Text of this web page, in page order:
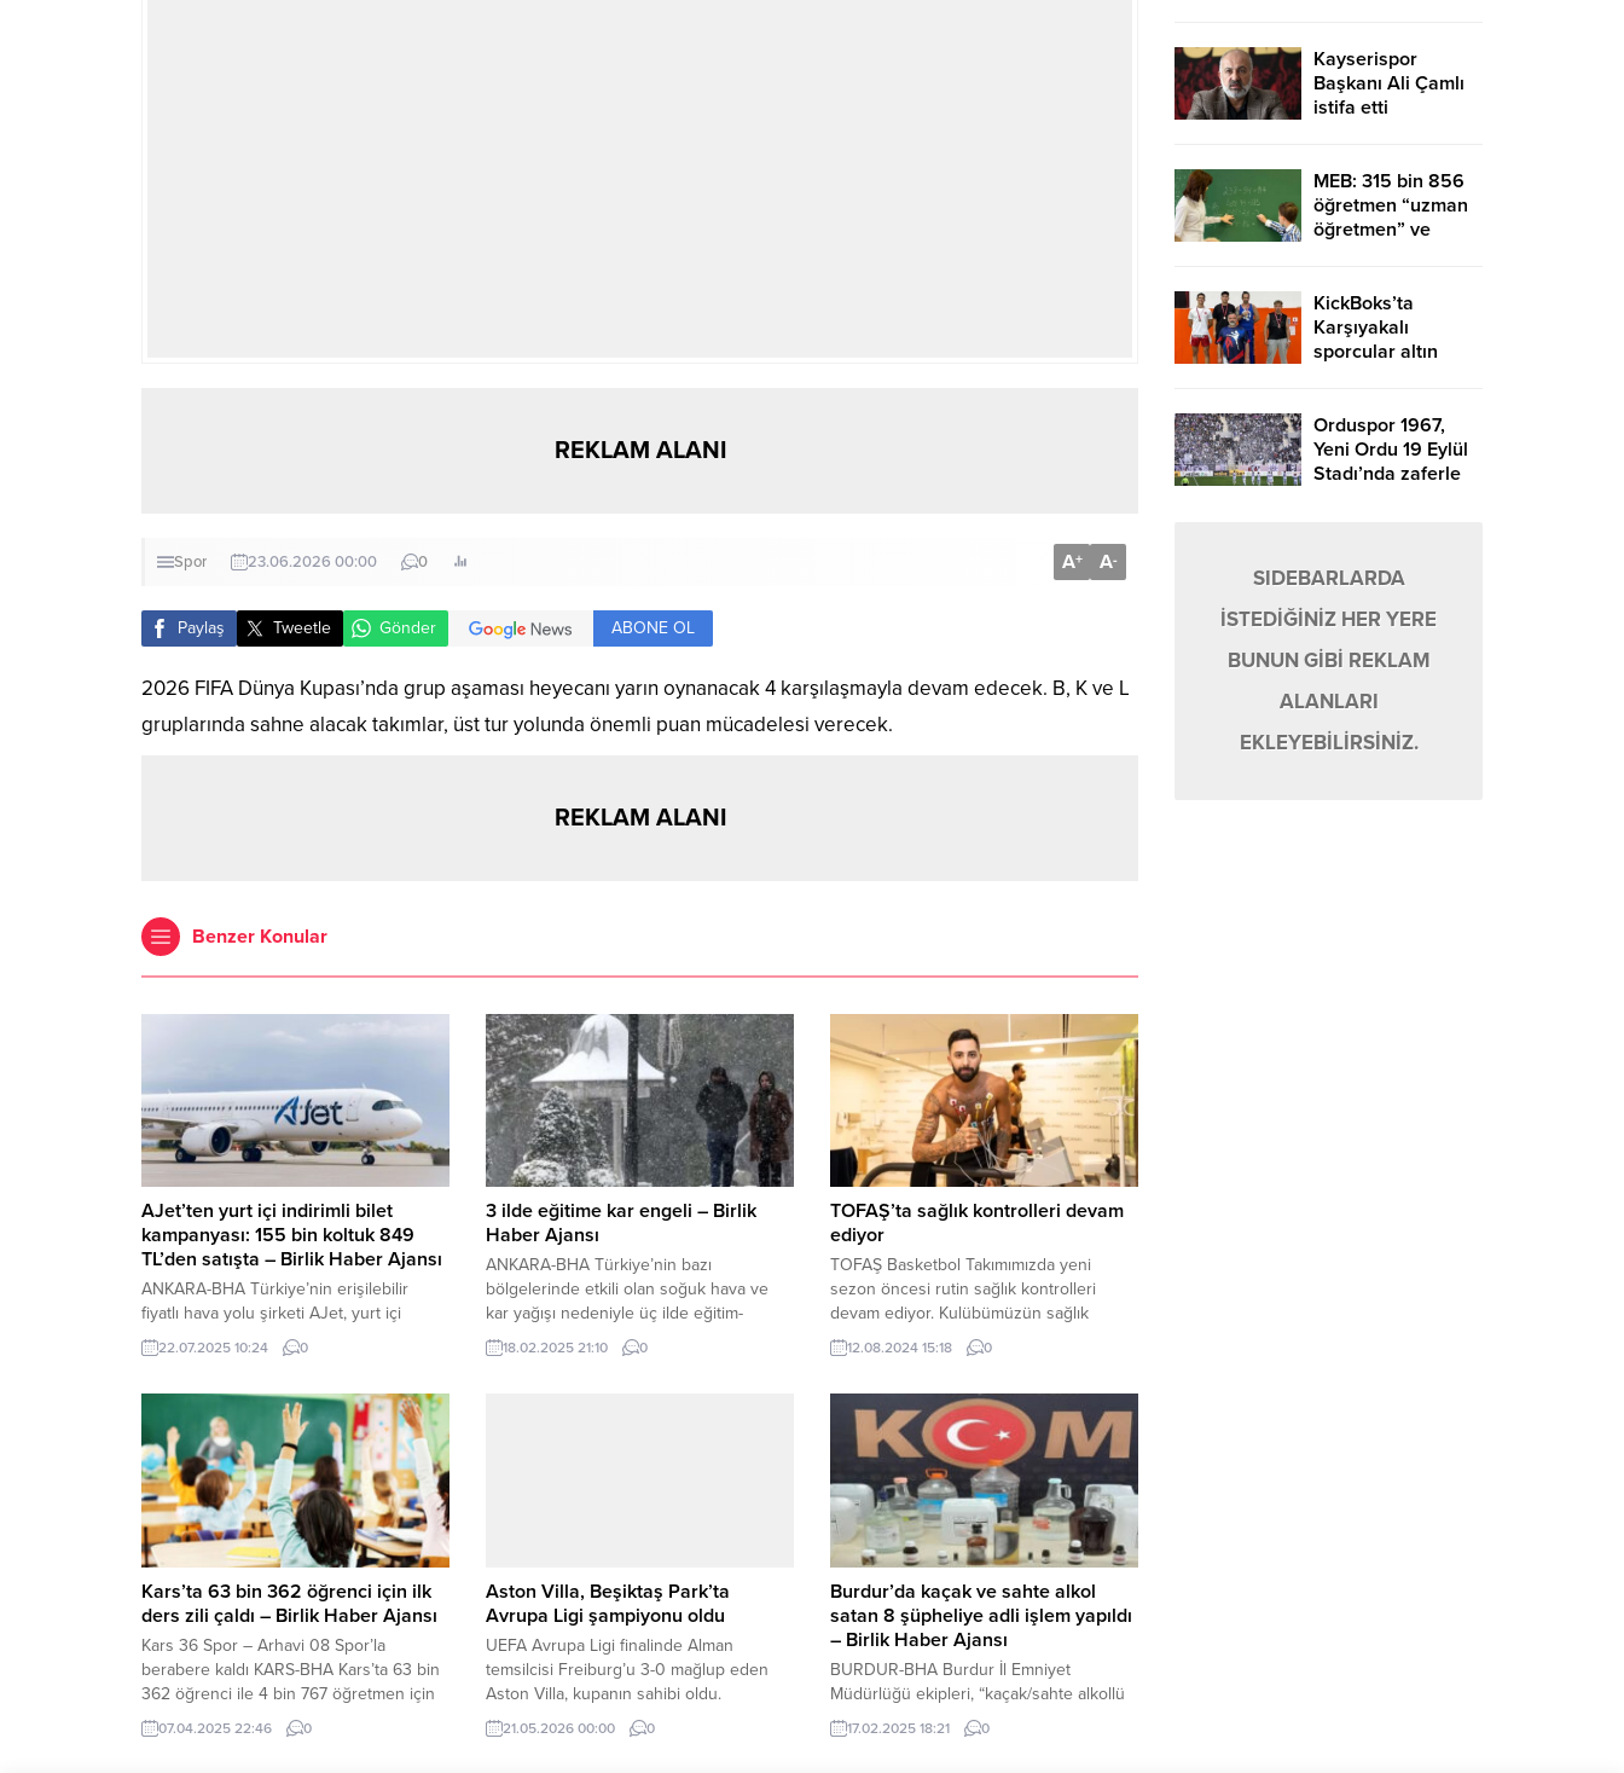
REKLAM ALANI
Spor 23.06.2026 00:00 0 A+ A-
Paylaş Tweetle Gönder ABONE OL
2026 FIFA Dünya Kupası’nda grup aşaması heyecanı yarın oynanacak 4 karşılaşmayla devam edecek. B, K ve L
gruplarında sahne alacak takımlar, üst tur yolunda önemli puan mücadelesi verecek.
REKLAM ALANI
Benzer Konular
AJet’ten yurt içi indirimli bilet
kampanyası: 155 bin koltuk 849
TL’den satışta – Birlik Haber Ajansı
ANKARA-BHA Türkiye’nin erişilebilir
fiyatlı hava yolu şirketi AJet, yurt içi
seyahat planlarını erkenden yapan
misafirlerine özel bir kampanya başlattı.
koltuk, vergiler dahil sadece 849 TL’den
satışa sunuldu. İndirimli biletler vergiler
dahil 849 TL AJet’in erken rezervasyon
kampanyasında indirimli biletler, 22
Temmuz 2025 tarihinde saat 10:00’dan...
22.07.2025 10:24 0
3 ilde eğitime kar engeli – Birlik
Haber Ajansı
ANKARA-BHA Türkiye’nin bazı
bölgelerinde etkili olan soğuk hava ve
kar yağışı nedeniyle üç ilde eğitim-
öğretime ara verildi. Gümüşhane‘de
Meteoroloji Genel Müdürlüğü’nün
18.02.2025 21:10 0
TOFAŞ’ta sağlık kontrolleri devam
ediyor
TOFAŞ Basketbol Takımımızda yeni
sezon öncesi rutin sağlık kontrolleri
devam ediyor. Kulübümüzün sağlık
sponsoru Medicana Bursa Hastanesi’nde
J.J. O’Brien ile yeni transferlerimizden
Reed ve Yiğitcan Saybir sağlık
kontrolünden geçtiler. BURSA (İGFA) –
Türkiye Sigorta Basketbol Süper Ligi
ekiplerinden TOFAŞ’ta 2024-2025
sezonu öncesi sağlık kontrolleri devam...
12.08.2024 15:18 0
Kars’ta 63 bin 362 öğrenci için ilk
ders zili çaldı – Birlik Haber Ajansı
Kars 36 Spor – Arhavi 08 Spor’la
berabere kaldı KARS-BHA Kars’ta 63 bin
362 öğrenci ile 4 bin 767 öğretmen için
eğitim öğretim yılının ikinci ara tatili sona
erdi, okullarda ilk ders zili çaldı. Milli
07.04.2025 22:46 0
Aston Villa, Beşiktaş Park’ta
Avrupa Ligi şampiyonu oldu
UEFA Avrupa Ligi finalinde Alman
temsilcisi Freiburg’u 3-0 mağlup eden
Aston Villa, kupanın sahibi oldu.
21.05.2026 00:00 0
Burdur’da kaçak ve sahte alkol
satan 8 şüpheliye adli işlem yapıldı
– Birlik Haber Ajansı
BURDUR-BHA Burdur İl Emniyet
Müdürlüğü ekipleri, “kaçak/sahte alkollü
içki ve yasadışı alkollü içki kullanımının
önlenmesi, halk sağlının korunması,
17.02.2025 18:21 0
Kayserispor
Başkanı Ali Çamlı
istifa etti
MEB: 315 bin 856
öğretmen “uzman
öğretmen” ve
Haber Ajansı
KickBoks’ta
Karşıyakalı
sporcular altın
Orduspor 1967,
Yeni Ordu 19 Eylül
Stadı’nda zaferle
SIDEBARLARDA
İSTEDİĞİNİZ HER YERE
BUNUN GİBİ REKLAM
ALANLARI
EKLEYEBİLİRSİNİZ.